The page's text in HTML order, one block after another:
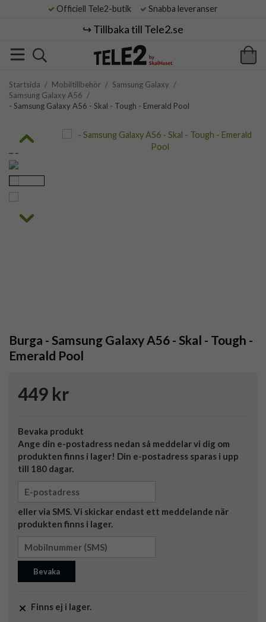
Officiell Tele2-butik Snabba leveranser
↪️ Tillbaka till Tele2.se
Startsida / Mobiltillbehör / Samsung Galaxy /
Samsung Galaxy A56 /
- Samsung Galaxy A56 - Skal - Tough - Emerald Pool
Burga - Samsung Galaxy A56 - Skal - Tough -
Emerald Pool
449 kr
Bevaka produkt
Ange din e-postadress nedan så meddelar vi dig om
produkten finns i lager! Din e-postadress sparas i upp
till 180 dagar.
eller via SMS. Vi skickar endast ett meddelande när
produkten finns i lager.
Bevaka
Finns ej i lager.